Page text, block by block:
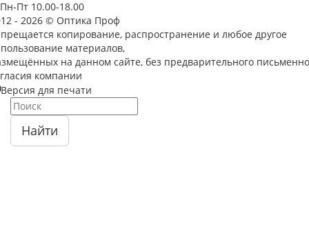
Пн-Пт 10.00-18.00
- 2026 © Оптика Проф
копирование, распространение и любое другое
материалов,
на данном сайте, без предварительного
компании
Версия для печати
Найти